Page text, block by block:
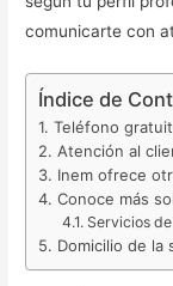
comunicarte con
Índice de
Teléfono
Atención al
Inem ofrece
Conoce más
Servicios
Domicilio de la